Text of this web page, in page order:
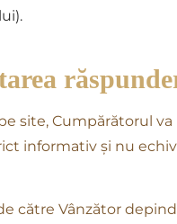
site, Cumpărătorul
informativ și nu
către Vânzător